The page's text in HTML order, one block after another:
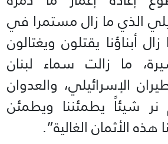
الذي ما زال مستمرا في
زال أبناؤنا يقتلون ويغتالون
ما زالت سماء لبنان
الإسرائيلي، والعدوان
نر شيئاً يطمئننا ويطمئن
هذه الأثمان الغالية”.